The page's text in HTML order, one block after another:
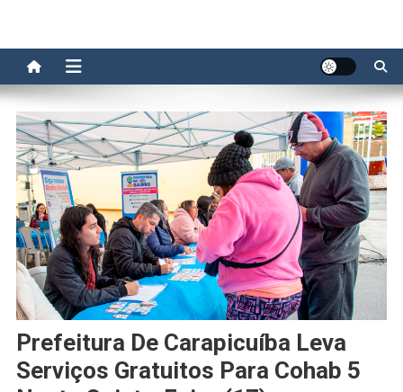
Prefeitura De Carapicuíba Leva
Serviços Gratuitos Para Cohab 5